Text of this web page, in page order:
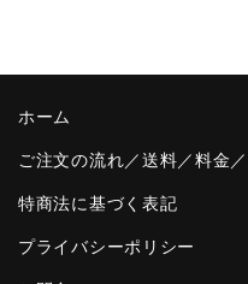
制服メモリー
ホーム
ご注文の流れ／送料／料金
特商法に基づく表記
プライバシーポリシー